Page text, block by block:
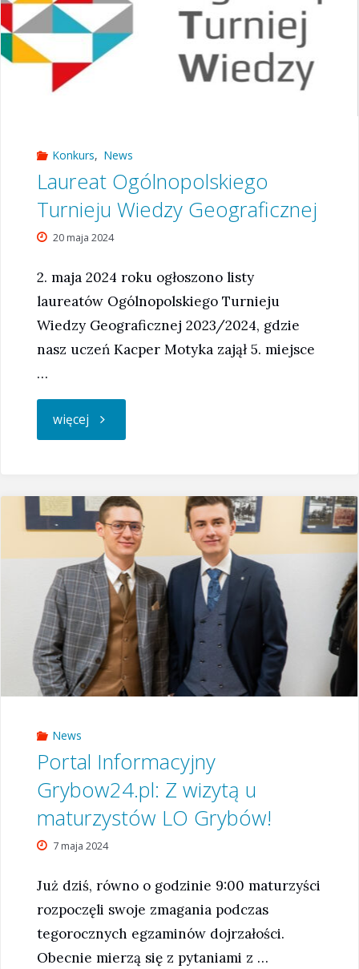
Konkurs, News
Laureat Ogólnopolskiego
Turnieju Wiedzy Geograficznej
20 maja 2024
2. maja 2024 roku ogłoszono listy
laureatów Ogólnopolskiego Turnieju
Wiedzy Geograficznej 2023/2024, gdzie
nasz uczeń Kacper Motyka zajął 5. miejsce
…
więcej "Laureat
Turnieju
Wiedzy
Geograficznej"
News
Portal Informacyjny
Grybow24.pl: Z wizytą u
maturzystów LO Grybów!
7 maja 2024
Już dziś, równo o godzinie 9:00 maturzyści
rozpoczęli swoje zmagania podczas
tegorocznych egzaminów dojrzałości.
Obecnie mierzą się z pytaniami z …